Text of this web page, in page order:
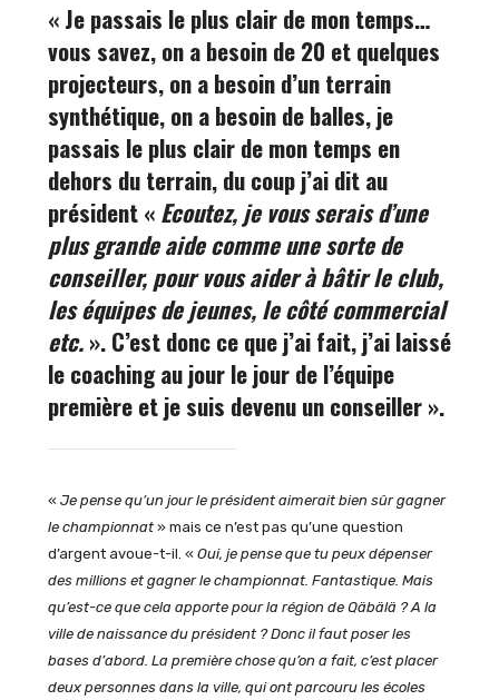
« Je passais le plus clair de mon temps…
vous savez, on a besoin de 20 et quelques
projecteurs, on a besoin d’un terrain
synthétique, on a besoin de balles, je
passais le plus clair de mon temps en
dehors du terrain, du coup j’ai dit au
président «Ecoutez, je vous serais d’une
plus grande aide comme une sorte de
conseiller, pour vous aider à bâtir le club,
les équipes de jeunes, le côté commercial
etc.». C’est donc ce que j’ai fait, j’ai laissé
le coaching au jour le jour de l’équipe
première et je suis devenu un conseiller ».
« Je pense qu’un jour le président aimerait bien sûr gagner
le championnat» mais ce n’est pas qu’une question
d’argent avoue-t-il. « Oui, je pense que tu peux dépenser
des millions et gagner le championnat. Fantastique. Mais
qu’est-ce que cela apporte pour la région de Qäbälä ? A la
ville de naissance du président ? Donc il faut poser les
bases d’abord. La première chose qu’on a fait, c’est placer
deux personnes dans la ville, qui ont parcouru les écoles